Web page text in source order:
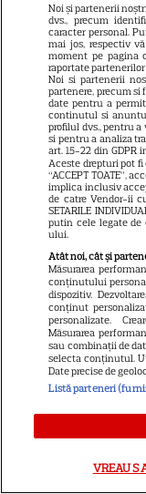
13
13
Noi și partenerii
dvs., precum
caracter personal.
mai jos, respectiv
moment pe pagina
raportate
Noi si partenerii
partenere, precum
date pentru a
continutul si
profilul dvs., pentru
si pentru a analiza
art. 15-22 din GDPR
Aceste drepturi pot
“ACCEPT TOATE”,
implica inclusiv
de catre Vendor-ii
SETARILE
putin cele legate
ului.
Atât noi, cât și
Măsurarea
conținutului
dispozitiv.
conținut
personalizate.
Măsurarea
sau combinații de
selecta conținutul.
Date precise de
Listă parteneri
VREAU